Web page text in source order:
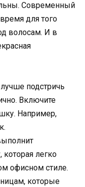
Современный
для того
волосам. И в
подстричь
Включите
Например,
легко
офисном стиле.
которые